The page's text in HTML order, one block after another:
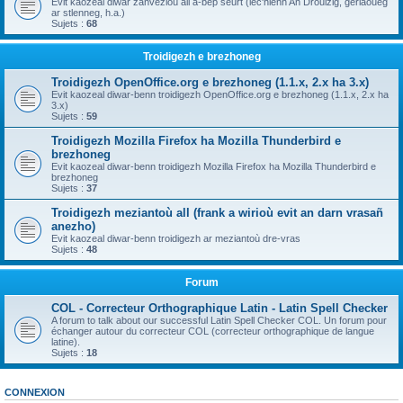
ar stlenneg, h.a.)
Sujets : 68
Troidigezh e brezhoneg
Troidigezh OpenOffice.org e brezhoneg (1.1.x, 2.x ha 3.x)
Evit kaozeal diwar-benn troidigezh OpenOffice.org e brezhoneg (1.1.x, 2.x ha
3.x)
Sujets : 59
Troidigezh Mozilla Firefox ha Mozilla Thunderbird e
brezhoneg
Evit kaozeal diwar-benn troidigezh Mozilla Firefox ha Mozilla Thunderbird e
brezhoneg
Sujets : 37
Troidigezh meziantoù all (frank a wirioù evit an darn vrasañ
anezho)
Evit kaozeal diwar-benn troidigezh ar meziantoù dre-vras
Sujets : 48
Forum
COL - Correcteur Orthographique Latin - Latin Spell Checker
A forum to talk about our successful Latin Spell Checker COL. Un forum pour
échanger autour du correcteur COL (correcteur orthographique de langue
latine).
Sujets : 18
CONNEXION